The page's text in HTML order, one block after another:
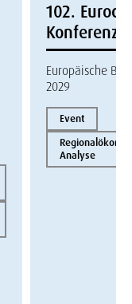
102.
Konferenz
Europäische
2029
Event
Analyse